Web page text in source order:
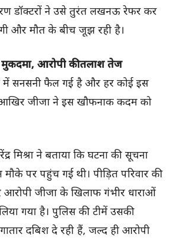
डॉक्टरों ने उसे तुरंत लखनऊ रेफर कर
और मौत के बीच जूझ रही है।
आरोपी की तलाश तेज
में सनसनी फैल गई है और हर कोई इस
जीजा ने इस खौफनाक कदम को
मिश्रा ने बताया कि घटना की सूचना
पर पहुंच गई थी। पीड़ित परिवार की
जीजा के खिलाफ गंभीर धाराओं
गया है। पुलिस की टीमें उसकी
दबिश दे रही हैं, जल्द ही आरोपी